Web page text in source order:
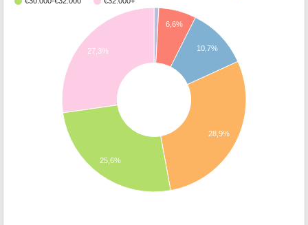
6,6%
10,7%
28,9%
27,3%
25,6%